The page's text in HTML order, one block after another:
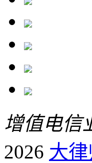
增值电信
2026 大律